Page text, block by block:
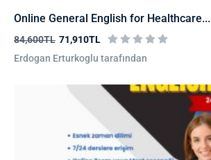
Online General English for Healthcare...
84,600TL 71,910TL
Erdogan Erturkoglu tarafından